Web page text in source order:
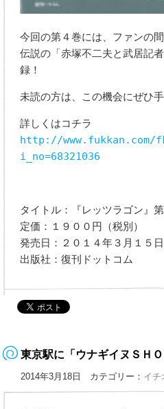
今回の第４巻には、ファンの
伝説の「赤塚不二夫と武居記
録！
未読の方は、この機会にぜひ
詳しくはコチラ
http://www.fukkan.com/
i_no=68321036
タイトル：『レッツラゴン』
定価：１９００円（税別）
発売日：２０１４年３月１５日
出版社：復刊ドットコム
東京駅に「ウナギイヌＳＨ
2014年3月18日 カテゴリー： イチ